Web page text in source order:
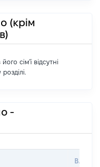
(крім
сім'ї відсутні
-